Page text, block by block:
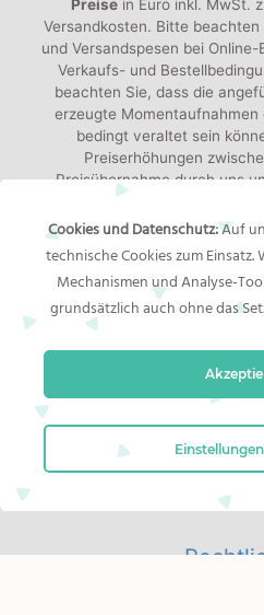
Preisein Euro inkl. MwSt.
Versandkosten. Bitte
und Versandspesen bei
Verkaufs- und
beachten Sie, dass die
erzeugte
bedingt veraltet sein
Preiserhöhungen
Preisübernahme durch uns
dieser Website möglich.
den Händler ist der
zum Zeitpunkt des Kaufs im
Die
sofern nicht anders
nach Deutschland. Es gelten
Amazon angezeigten
Alle Angaben ohne Gewähr.
Produktbilder:
Die
gelieferte Produkt kann von
Cookies und Datenschutz:Auf
technische Cookies zum
Mechanismen und Analyse-
grundsätzlich auch ohne das